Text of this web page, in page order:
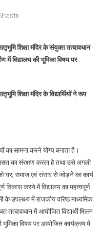
शिक्षा मंदिर के संयुक्त तत्वावधान
में विद्यालय की भूमिका विषय पर
शिक्षा मंदिर के विद्यार्थियों ने रूप
का सामना करने योग्य बनाता है।
का संरक्षण करता है तथा उसे अगली
घर, समाज एवं संसार से जोड़ने का कार्य
विकास करने में विद्यालय का महत्वपूर्ण
के उपलक्ष्य में राजकीय वरिष्ठ माध्यमिक
में आयोजित विद्यार्थी मिलन
भूमिका विषय पर आयोजित कार्यक्रम में